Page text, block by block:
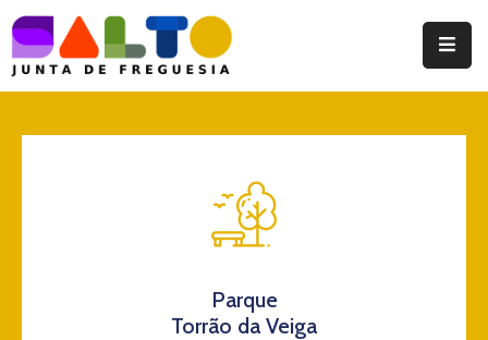
Instituição
Parque
Torrão da Veiga